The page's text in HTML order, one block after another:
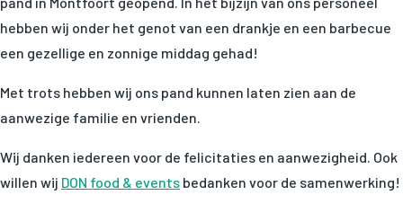
hebben wij onder het genot van een drankje en een barbecue
een gezellige en zonnige middag gehad!
Met trots hebben wij ons pand kunnen laten zien aan de
aanwezige familie en vrienden.
Wij danken iedereen voor de felicitaties en aanwezigheid. Ook
willen wij DON food & events bedanken voor de samenwerking!